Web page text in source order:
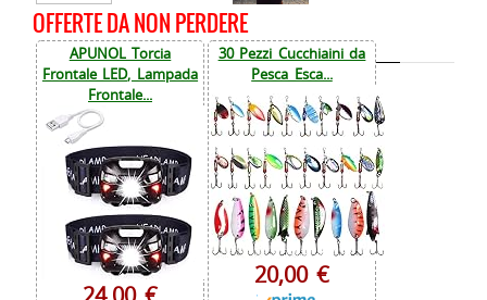
OFFERTE DA NON PERDERE
APUNOL Torcia
Frontale LED, Lampada
Frontale...
30 Pezzi Cucchiaini da
Pesca Esca...
20,00 €